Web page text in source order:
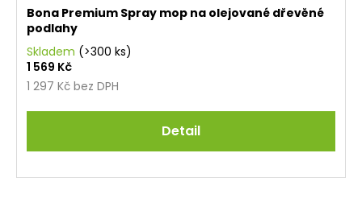
Bona Premium Spray mop na olejované dřevěné
podlahy
Skladem (>300 ks)
1 297 Kč bez DPH
1 569 Kč
Detail